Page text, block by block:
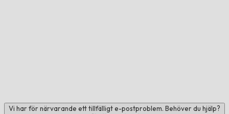
Vi har för närvarande ett tillfälligt e-postproblem. Behöver du hjälp?